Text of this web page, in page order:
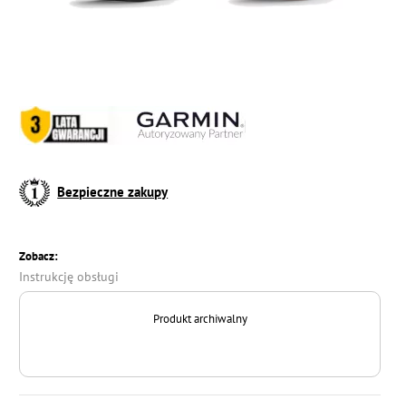
Bezpieczne zakupy
Zobacz:
Instrukcję obsługi
Produkt archiwalny